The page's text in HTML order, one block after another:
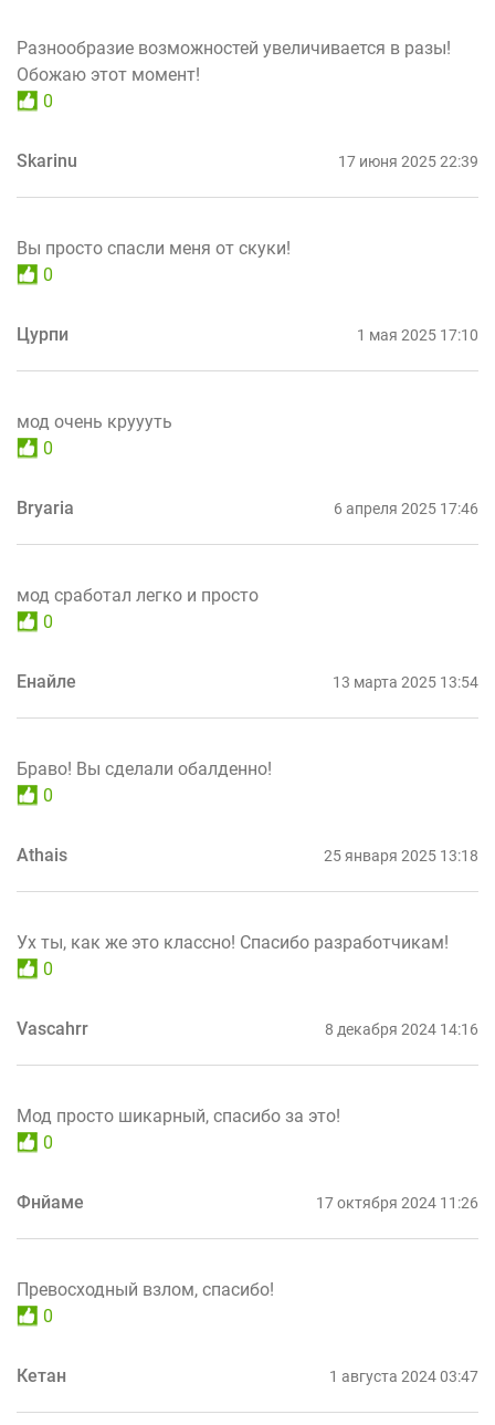
Разнообразие возможностей увеличивается в разы!
Обожаю этот момент!
0
Skarinu 17 июня 2025 22:39
Вы просто спасли меня от скуки!
0
Цурпи 1 мая 2025 17:10
мод очень круууть
0
Bryaria 6 апреля 2025 17:46
мод сработал легко и просто
0
Енайле 13 марта 2025 13:54
Браво! Вы сделали обалденно!
0
Athais 25 января 2025 13:18
Ух ты, как же это классно! Спасибо разработчикам!
0
Vascahrr 8 декабря 2024 14:16
Мод просто шикарный, спасибо за это!
0
Фнйаме 17 октября 2024 11:26
Превосходный взлом, спасибо!
0
Кетан 1 августа 2024 03:47